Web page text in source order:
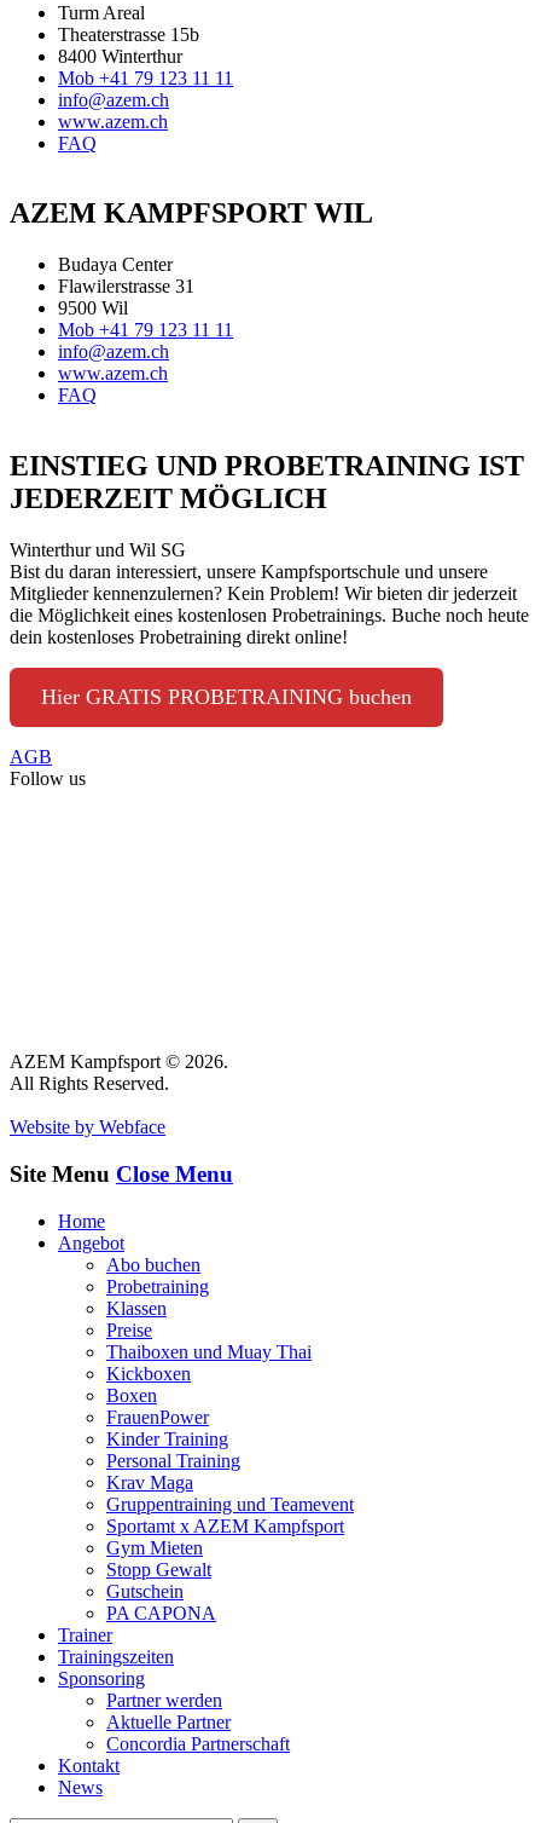
Turm Areal
Theaterstrasse 15b
8400 Winterthur
Mob +41 79 123 11 11
info@azem.ch
www.azem.ch
FAQ
AZEM KAMPFSPORT WIL
Budaya Center
Flawilerstrasse 31
9500 Wil
Mob +41 79 123 11 11
info@azem.ch
www.azem.ch
FAQ
EINSTIEG UND PROBETRAINING IST
JEDERZEIT MÖGLICH
Winterthur und Wil SG
Bist du daran interessiert, unsere Kampfsportschule und unsere
Mitglieder kennenzulernen? Kein Problem! Wir bieten dir jederzeit
die Möglichkeit eines kostenlosen Probetrainings. Buche noch heute
dein kostenloses Probetraining direkt online!
Hier GRATIS PROBETRAINING buchen
AGB
Follow us
AZEM Kampfsport © 2026.
All Rights Reserved.
Website by Webface
Site Menu Close Menu
Home
Angebot
Abo buchen
Probetraining
Klassen
Preise
Thaiboxen und Muay Thai
Kickboxen
Boxen
FrauenPower
Kinder Training
Personal Training
Krav Maga
Gruppentraining und Teamevent
Sportamt x AZEM Kampfsport
Gym Mieten
Stopp Gewalt
Gutschein
PA CAPONA
Trainer
Trainingszeiten
Sponsoring
Partner werden
Aktuelle Partner
Concordia Partnerschaft
Kontakt
News